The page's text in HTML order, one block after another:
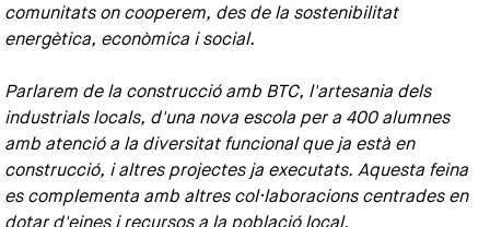
comunitats on cooperem, des de la sostenibilitat
energètica, econòmica i social.
Parlarem de la construcció amb BTC, l'artesania dels
industrials locals, d'una nova escola per a 400 alumnes
amb atenció a la diversitat funcional que ja està en
construcció, i altres projectes ja executats. Aquesta feina
es complementa amb altres col·laboracions centrades en
dotar d'eines i recursos a la població local.